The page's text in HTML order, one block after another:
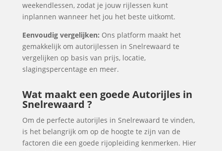
weekendlessen, zodat je jouw rijlessen kunt
inplannen wanneer het jou het beste uitkomt.
Eenvoudig vergelijken: Ons platform maakt het
gemakkelijk om autorijlessen in Snelrewaard te
vergelijken op basis van prijs, locatie,
slagingspercentage en meer.
Wat maakt een goede Autorijles in
Snelrewaard ?
Om de perfecte autorijles in Snelrewaard te vinden,
is het belangrijk om op de hoogte te zijn van de
factoren die een goede rijopleiding kenmerken. Hier